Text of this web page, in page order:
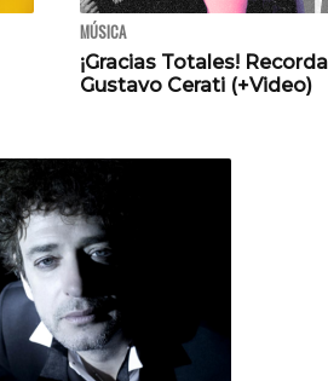
MÚSICA
¡Gracias Totales!
Gustavo Cerati (+Video)